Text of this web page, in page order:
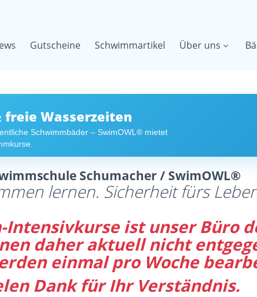
Gutscheine Schwimmartikel Über uns
freie Wasserzeiten
Schwimmbäder – SwimOWL® mietet
Schumacher / SwimOWL®
lernen. Sicherheit fürs
ist unser Büro
daher aktuell nicht
einmal pro Woche
Dank für Ihr Verständnis.